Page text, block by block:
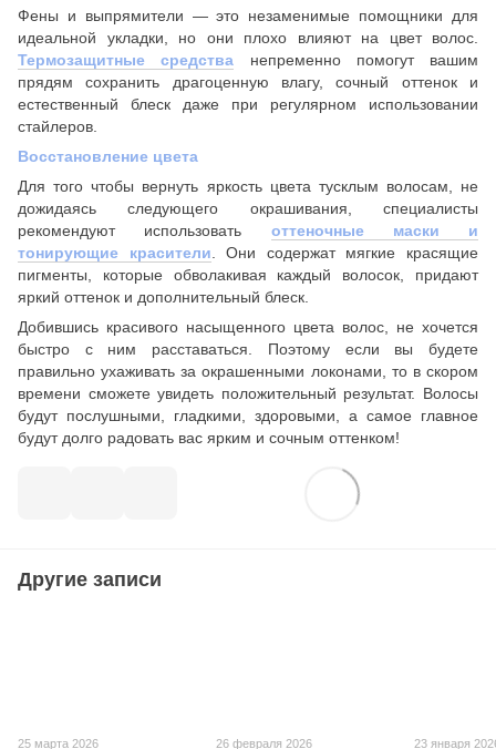
Фены и выпрямители — это незаменимые помощники для
идеальной укладки, но они плохо влияют на цвет волос.
Термозащитные средства непременно помогут вашим
прядям сохранить драгоценную влагу, сочный оттенок и
естественный блеск даже при регулярном использовании
стайлеров.
Восстановление цвета
Для того чтобы вернуть яркость цвета тусклым волосам, не
дожидаясь следующего окрашивания, специалисты
рекомендуют использовать оттеночные маски и
тонирующие красители . Они содержат мягкие красящие
пигменты, которые обволакивая каждый волосок, придают
яркий оттенок и дополнительный блеск.
Добившись красивого насыщенного цвета волос, не хочется
быстро с ним расставаться. Поэтому если вы будете
правильно ухаживать за окрашенными локонами, то в скором
времени сможете увидеть положительный результат. Волосы
будут послушными, гладкими, здоровыми, а самое главное
будут долго радовать вас ярким и сочным оттенком!
Другие записи
25 марта 2026 26 февраля 2026 23 января